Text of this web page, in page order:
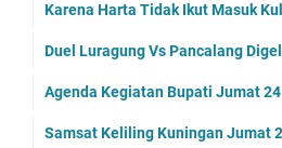
Karena Harta Tidak Ikut Masuk
Duel Luragung Vs Pancalang
Agenda Kegiatan Bupati Jumat
Samsat Keliling Kuningan Jumat